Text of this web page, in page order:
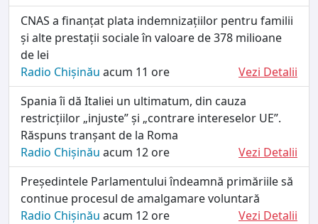
CNAS a finanțat plata indemnizațiilor pentru familii
și alte prestații sociale în valoare de 378 milioane
de lei
Radio Chișinău acum 11 ore
Vezi Detalii
Spania îi dă Italiei un ultimatum, din cauza
restricțiilor „injuste” și „contrare intereselor UE”.
Răspuns tranșant de la Roma
Radio Chișinău acum 12 ore
Vezi Detalii
Președintele Parlamentului îndeamnă primăriile să
continue procesul de amalgamare voluntară
Radio Chișinău acum 12 ore
Vezi Detalii